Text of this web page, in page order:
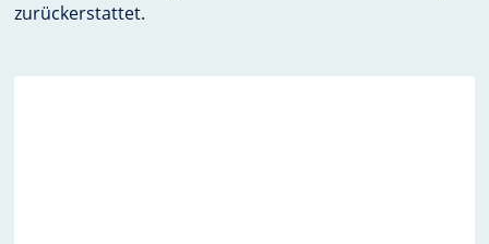
zurückerstattet.